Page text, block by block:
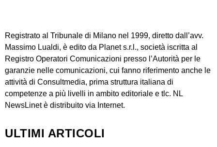
Registrato al Tribunale di Milano nel 1999, diretto dall’avv.
Massimo Lualdi, è edito da Planet s.r.l., società iscritta al
Registro Operatori Comunicazioni presso l’Autorità per le
garanzie nelle comunicazioni, cui fanno riferimento anche le
attività di Consultmedia, prima struttura italiana di
competenze a più livelli in ambito editoriale e tlc. NL
NewsLinet è distribuito via Internet.
ULTIMI ARTICOLI